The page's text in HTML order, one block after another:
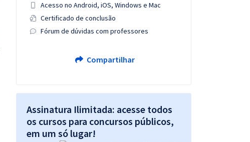
Acesso no Android, iOS, Windows e Mac
Certificado de conclusão
Fórum de dúvidas com professores
Compartilhar
Assinatura Ilimitada: acesse todos
os cursos para concursos públicos,
em um só lugar!